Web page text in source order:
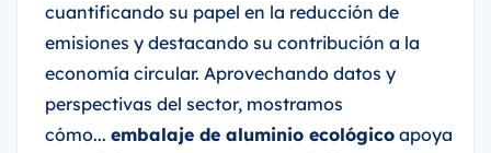
cuantificando su papel en la reducción de
emisiones y destacando su contribución a la
economía circular. Aprovechando datos y
perspectivas del sector, mostramos
cómo... embalaje de aluminio ecológico apoya